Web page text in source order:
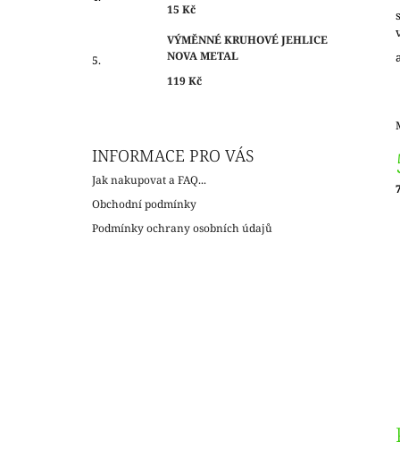
15 Kč
VÝMĚNNÉ KRUHOVÉ JEHLICE
NOVA METAL
119 Kč
INFORMACE PRO VÁS
Jak nakupovat a FAQ...
Obchodní podmínky
Podmínky ochrany osobních údajů